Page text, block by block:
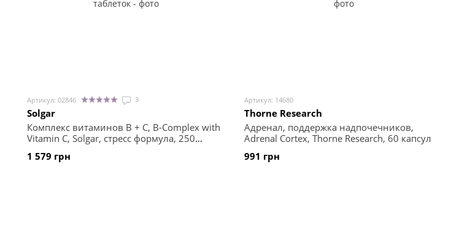
Артикул: 02846 3
Solgar
Комплекс витаминов В + С, B-Complex with
Vitamin C, Solgar, стресс формула, 250
1 579 грн
Артикул: 14680
Thorne Research
Адренал, поддержка надпочечников,
Adrenal Cortex, Thorne Research, 60 капсул
991 грн